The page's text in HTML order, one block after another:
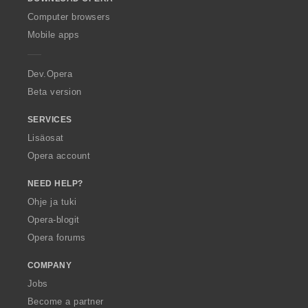
O
p
a
Computer browsers
Mobile apps
Dev.Opera
Beta version
SERVICES
Lisäosat
Opera account
NEED HELP?
Ohje ja tuki
Opera-blogit
Opera forums
COMPANY
Jobs
Become a partner